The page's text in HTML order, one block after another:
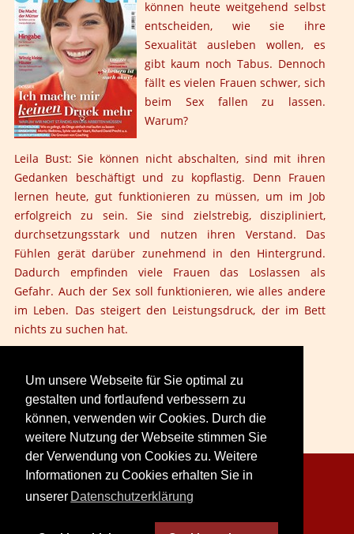
Um unsere Webseite für Sie optimal zu
gestalten und fortlaufend verbessern zu
können, verwenden wir Cookies. Durch die
weitere Nutzung der Webseite stimmen Sie
der Verwendung von Cookies zu. Weitere
Informationen zu Cookies erhalten Sie in
unserer Datenschutzerklärung
können heute weitgehend selbst
entscheiden, wie sie ihre
Sexualität ausleben wollen, es
gibt kaum noch Tabus. Dennoch
fällt es vielen Frauen schwer, sich
beim Sex fallen zu lassen.
Warum?
Leila Bust: Sie können nicht abschalten, sind mit ihren
Gedanken beschäftigt und zu kopflastig. Denn Frauen
lernen heute, gut funktionieren zu müssen, um im Job
erfolgreich zu sein. Sie sind zielstrebig, diszipliniert,
durchsetzungsstark und nutzen ihren Verstand. Das
Fühlen gerät darüber zunehmend in den Hintergrund.
Dadurch empfinden viele Frauen das Loslassen als
Gefahr. Auch der Sex soll funktionieren, wie alles andere
im Leben. Das steigert den Leistungsdruck, der im Bett
nichts zu suchen hat.
Datenschutz